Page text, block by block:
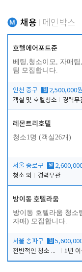
채용 메인박스
호텔에어포트준
베팅,청소이모, 자매팀
팀 모집합니다.
인천 중구 월 2,500,000원
객실 및 호텔청소
경력무
레몬트리호텔
청소1명 (객실26개)
서울 종로구 월
청소 외
경력무관
방이동 호텔라움
방이동 호텔라움 청소
자매) 모집합니다.
서울 송파구 월
전반적인 청소 업무(객실청소.객실정리)
1년